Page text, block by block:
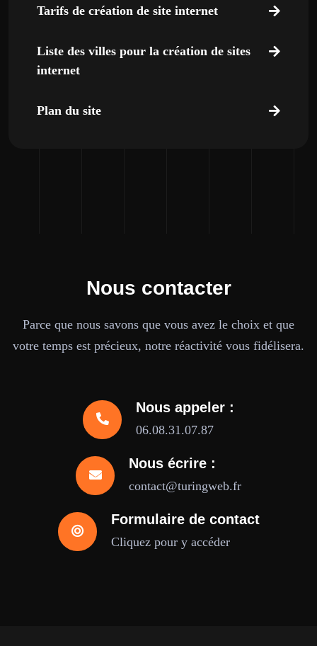
Tarifs de création de site internet
Liste des villes pour la création de sites
internet
Plan du site
Nous contacter
Parce que nous savons que vous avez le choix et que
votre temps est précieux, notre réactivité vous fidélisera.
Nous appeler :
06.08.31.07.87
Nous écrire :
contact@turingweb.fr
Formulaire de contact
Cliquez pour y accéder